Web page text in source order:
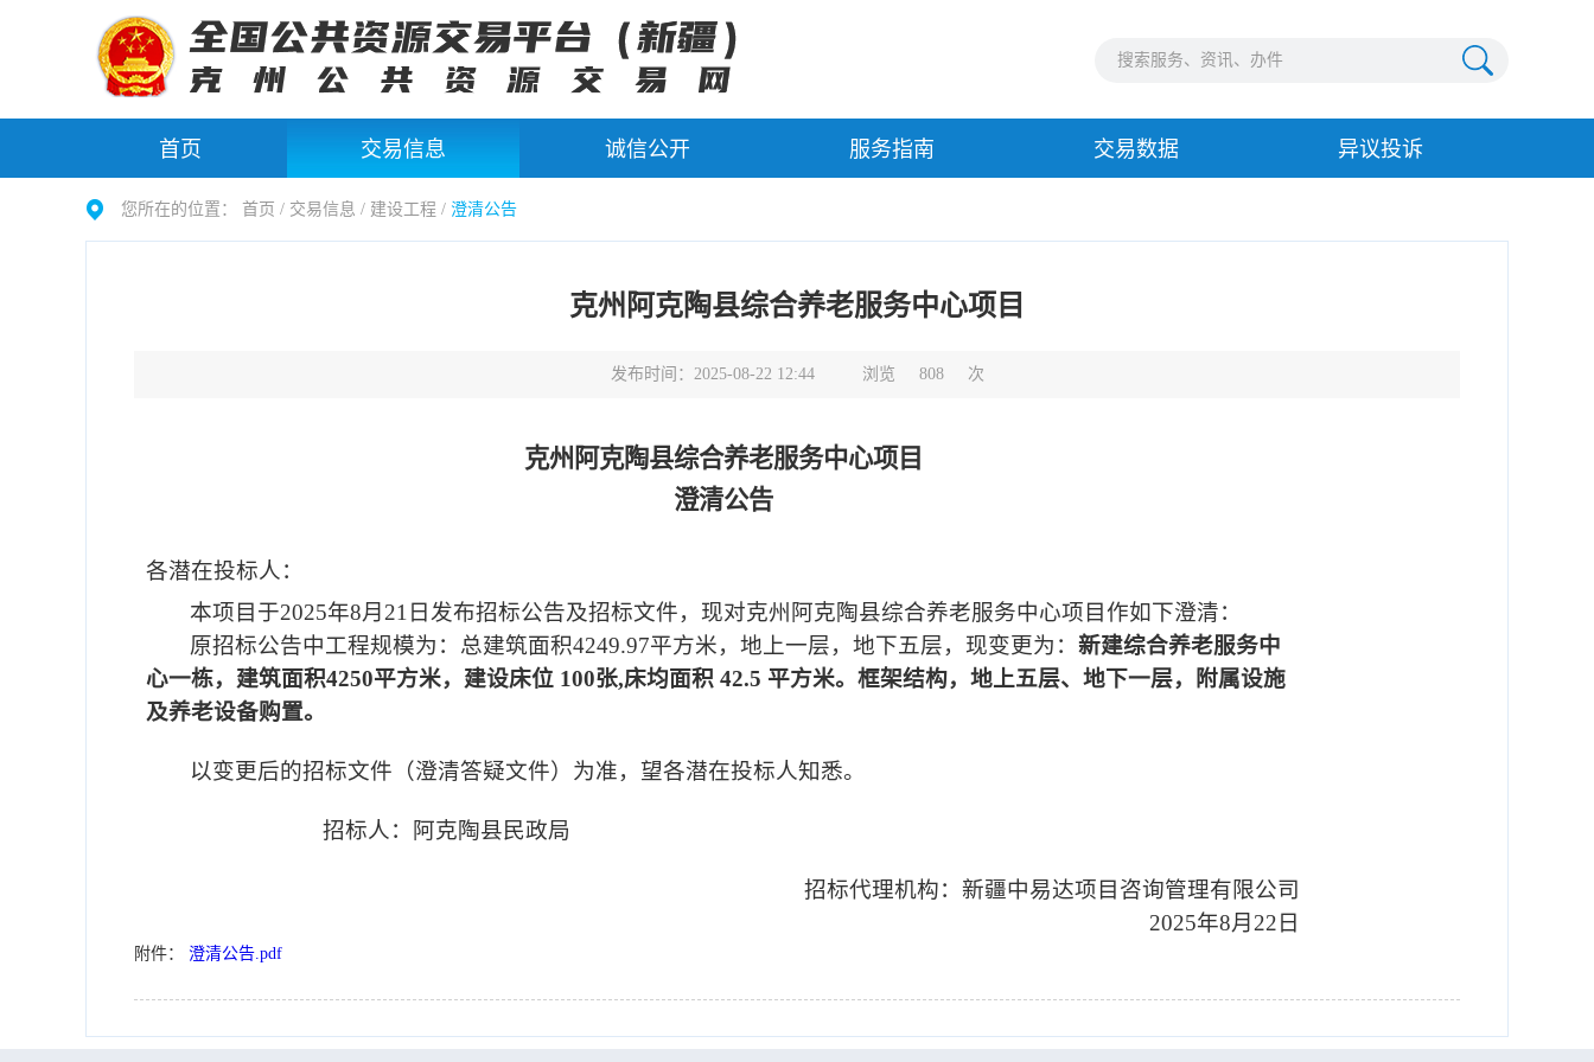
首页 交易信息 诚信公开 服务指南 交易数据 异议投诉
您所在的位置： 首页 / 交易信息 / 建设工程 / 澄清公告
克州阿克陶县综合养老服务中心项目
发布时间：2025-08-22 12:44 浏览 808 次
克州阿克陶县综合养老服务中心项目
澄清公告
各潜在投标人：
本项目于2025年8月 21 日发布招标公告及招标文件，现对克州阿克陶县综合养老服务中心项目作如下澄清：
原招标公告中工程规模为：总建筑面积4249.97平方米，地上一层，地下五层，现变更为：新建综合养老服务中
心一栋，建筑面积4250平方米，建设床位 100张,床均面积 42.5 平方米。框架结构，地上五层、地下一层，附属设施
及养老设备购置。
以变更后的招标文件（澄清答疑文件）为准，望各潜在投标人知悉。
招标人：阿克陶县民政局
招标代理机构：新疆中易达项目咨询管理有限公司
2025年8月 22日
附件： 澄清公告.pdf